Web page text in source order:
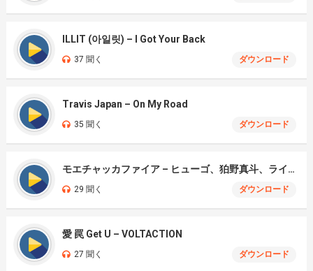
ILLIT (아일릿) – I Got Your Back
37 聞く ダウンロード
Travis Japan – On My Road
35 聞く ダウンロード
モエチャッカファイア – ヒューゴ、狛野真斗、ライト、セヴェリアン (Cover )
29 聞く ダウンロード
愛 罠 Get U – VOLTACTION
27 聞く ダウンロード